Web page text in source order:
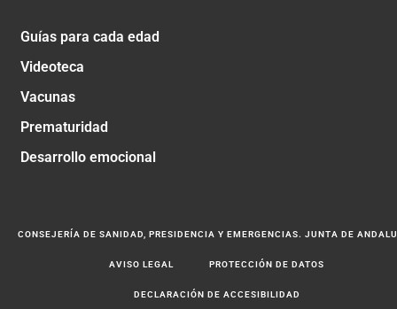
Guías para cada edad
Videoteca
Vacunas
Prematuridad
Desarrollo emocional
CONSEJERÍA DE SANIDAD, PRESIDENCIA Y EMERGENCIAS. JUNTA DE
AVISO LEGAL PROTECCIÓN DE DATOS
DECLARACIÓN DE ACCESIBILIDAD